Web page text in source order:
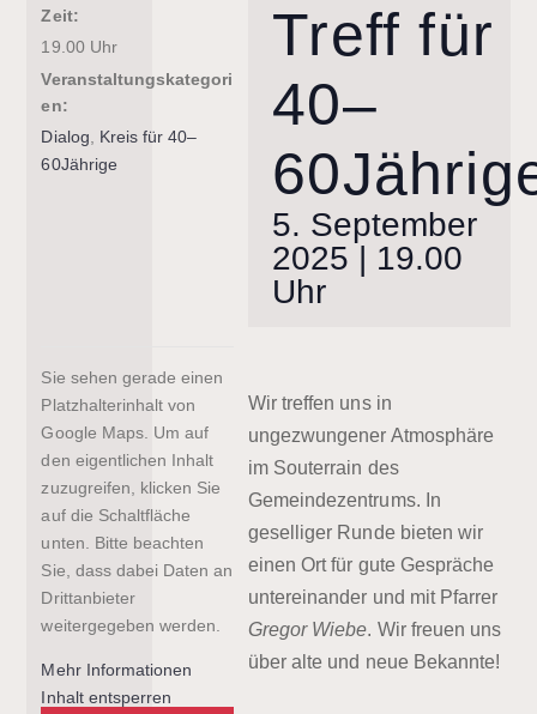
Treff für
40–
5. September
2025 | 19.00
Uhr
Wir treffen uns in
ungezwungener Atmosphäre
im Souterrain des
Gemeindezentrums. In
geselliger Runde bieten wir
einen Ort für gute Gespräche
untereinander und mit Pfarrer
Gregor Wiebe. Wir freuen uns
über alte und neue Bekannte!
Zeit:
19.00 Uhr
Veranstaltungskategori
en:
Dialog
Kreis für 40–
60Jährige
Sie sehen gerade einen
Platzhalterinhalt von
Google Maps. Um auf
den eigentlichen Inhalt
zuzugreifen, klicken Sie
auf die Schaltfläche
unten. Bitte beachten
Sie, dass dabei Daten an
Drittanbieter
weitergegeben werden.
Mehr Informationen
Inhalt entsperren